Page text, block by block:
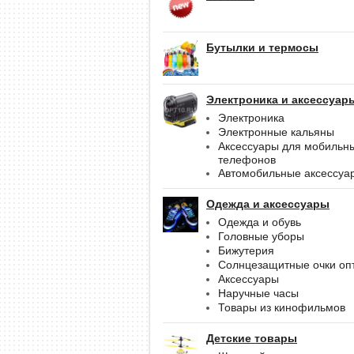
Бутылки и термосы
Электроника и
Электроника
Электронные кальяны
Аксессуары для
телефонов
Автомобильные
Одежда и аксессуары
Одежда и обувь
Головные уборы
Бижутерия
Солнцезащитные очки
Аксессуары
Наручные часы
Товары из кинофильмов
Детские товары